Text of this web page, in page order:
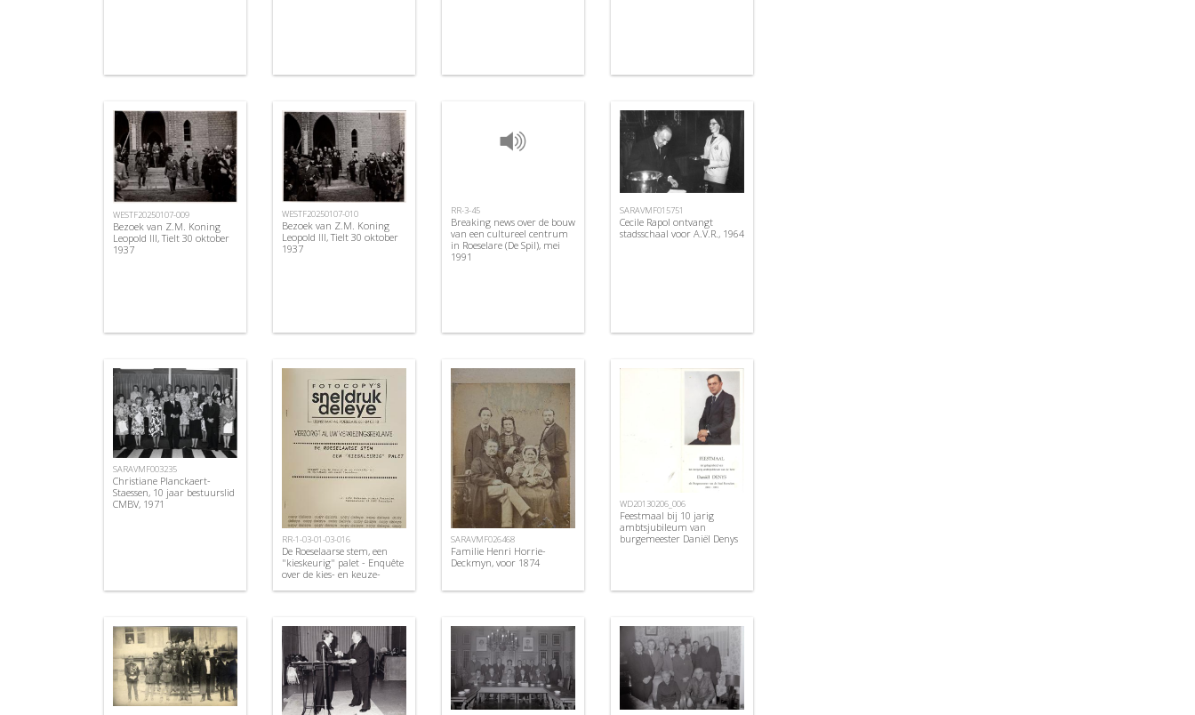
WESTF20250107-009
Bezoek van Z.M. Koning
Leopold III, Tielt 30 oktober
1937
WESTF20250107-010
Bezoek van Z.M. Koning
Leopold III, Tielt 30 oktober
1937
RR-3-45
Breaking news over de bouw
van een cultureel centrum
in Roeselare (De Spil), mei
1991
SARAVMF015751
Cecile Rapol ontvangt
stadsschaal voor A.V.R., 1964
SARAVMF003235
Christiane Planckaert-
Staessen, 10 jaar bestuurslid
CMBV, 1971
RR-1-03-01-03-016
De Roeselaarse stem, een
"kieskeurig" palet - Enquête
over de kies- en keuze-
SARAVMF026468
Familie Henri Horrie-
Deckmyn, voor 1874
WD20130206_006
Feestmaal bij 10 jarig
ambtsjubileum van
burgemeester Daniël Denys